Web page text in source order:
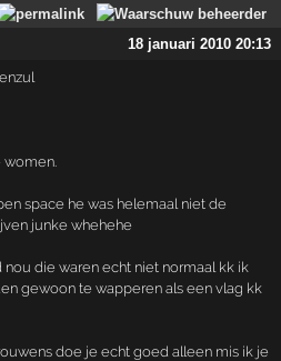
18 januari 2010 20:13
women.
space he was helemaal niet de
junke whehehe
die waren echt niet normaal kk ik
gewoon te wapperen als een vlag kk
doe je echt goed alleen mis ik je